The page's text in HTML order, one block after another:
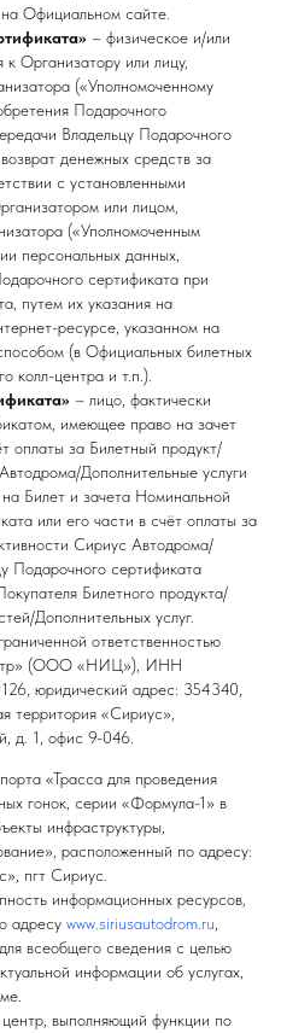
Официальном сайте.
– физическое и/или
Организатору или лицу,
(«Уполномоченному
Подарочного
Владельцу Подарочного
денежных средств за
с установленными
или лицом,
(«Уполномоченным
персональных данных,
сертификата при
путем их указания на
ресурсе, указанном на
(в Официальных билетных
колл-центра и т.п.).
– лицо, фактически
имеющее право на зачет
оплаты за Билетный продукт/
Дополнительные услуги
Билет и зачета Номинальной
или его части в счёт оплаты за
Сириус Автодрома/
Подарочного сертификата
Билетного продукта/
Дополнительных услуг.
ответственностью
(ООО «НИЦ»), ИНН
юридический адрес: 354340,
территория «Сириус»,
д. 1, офис 9-046.
«Трасса для проведения
гонок, серии «Формула-1» в
инфраструктуры,
расположенный по адресу:
пгт Сириус.
информационных ресурсов,
адресу www.siriusautodrom.ru
всеобщего сведения с целью
информации об услугах,
выполняющий функции по